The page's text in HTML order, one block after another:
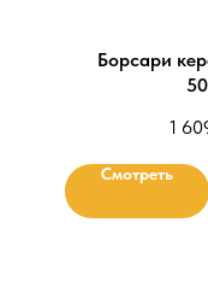
Борсари
1
Смотреть